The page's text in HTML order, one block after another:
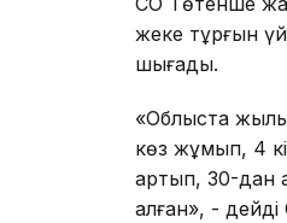
жеке тұрғын
шығады.
«Облыста
көз жұмып, 4
артып, 30-дан
алған», -